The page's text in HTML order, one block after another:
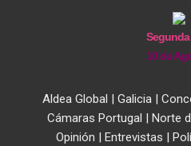
Segunda
10 de
Aldea Global | Galicia|
Cámaras Portugal | Norte
Opinión | Entrevistas |